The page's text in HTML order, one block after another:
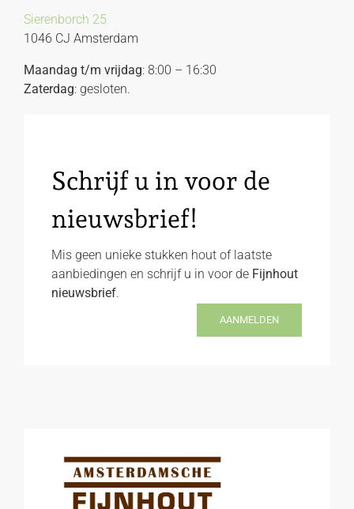
Sierenborch 25
1046 CJ Amsterdam
Maandag t/m vrijdag: 8:00 – 16:30
Zaterdag: gesloten.
Schrijf u in voor de
nieuwsbrief!
Mis geen unieke stukken hout of laatste
aanbiedingen en schrijf u in voor de Fijnhout
nieuwsbrief.
AANMELDEN